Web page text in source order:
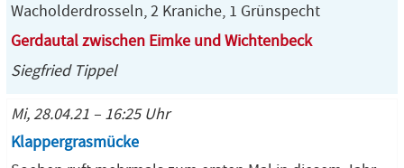
Wacholderdrosseln, 2 Kraniche, 1 Grünspecht
Gerdautal zwischen Eimke und Wichtenbeck
Siegfried Tippel
Mi, 28.04.21 – 16:25 Uhr
Klappergrasmücke